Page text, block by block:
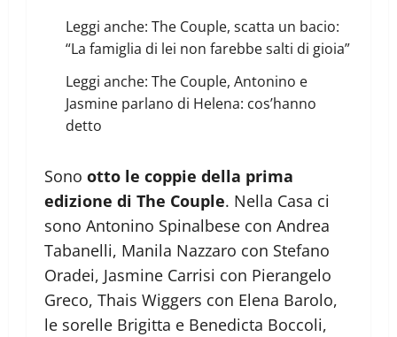
Leggi anche: The Couple, scatta un bacio:
“La famiglia di lei non farebbe salti di gioia”
Leggi anche: The Couple, Antonino e
Jasmine parlano di Helena: cos’hanno
detto
Sono otto le coppie della prima
edizione di The Couple. Nella Casa ci
sono Antonino Spinalbese con Andrea
Tabanelli, Manila Nazzaro con Stefano
Oradei, Jasmine Carrisi con Pierangelo
Greco, Thais Wiggers con Elena Barolo,
le sorelle Brigitta e Benedicta Boccoli,